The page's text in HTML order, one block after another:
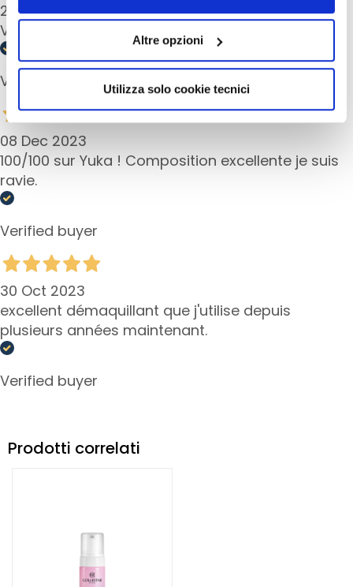
quelli tecnici. Cliccando su “Accetto tutti i cookie”,
presterà il consenso all’installazione di tutti i cookie
utilizzati dal sito. Cliccando su “Altre opzioni”, potrà
scegliere, in modo più granulare, quali cookie
Altre opzioni
Utilizza solo cookie tecnici
o
e
r
e
m
e
v
s
C
o
n
t
n
c
28 Dec 2023
Very soft cleansing milk, easy to apply
Verified buyer
08 Dec 2023
100/100 sur Yuka ! Composition excellente je suis
ravie.
Verified buyer
30 Oct 2023
excellent démaquillant que j'utilise depuis
plusieurs années maintenant.
Verified buyer
Prodotti correlati